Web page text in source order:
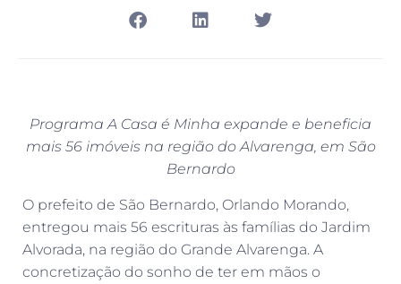
Programa A Casa é Minha expande e beneficia
mais 56 imóveis na região do Alvarenga, em São
Bernardo
O prefeito de São Bernardo, Orlando Morando,
entregou mais 56 escrituras às famílias do Jardim
Alvorada, na região do Grande Alvarenga. A
concretização do sonho de ter em mãos o